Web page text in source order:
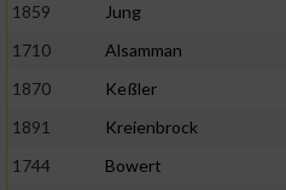
1859
Jung
1710
Alsamman
1870
Keßler
1891
Kreienbrock
1744
Bowert
personalisierter Werbung
von Inhalten